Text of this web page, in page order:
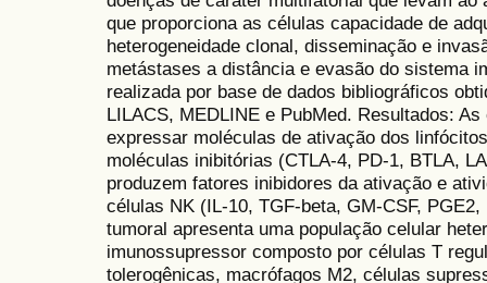
que proporciona as células capacidade de
heterogeneidade clonal, disseminação e
metástases a distância e evasão do sistema
realizada por base de dados bibliográficos
LILACS, MEDLINE e PubMed. Resultados:
expressar moléculas de ativação dos
moléculas inibitórias (CTLA-4, PD-1, BTLA,
produzem fatores inibidores da ativação e
células NK (IL-10, TGF-beta, GM-CSF,
tumoral apresenta uma população celular
imunossupressor composto por células T
tolerogênicas, macrófagos M2, células